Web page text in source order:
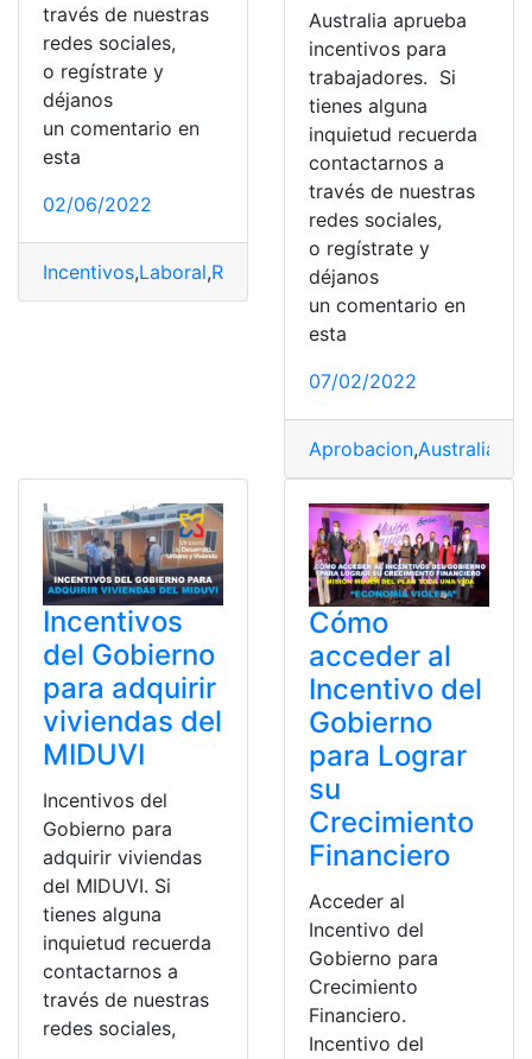
través de nuestras
redes sociales,
o regístrate y
déjanos
un comentario en
esta
02/06/2022
Incentivos,Laboral,Requisitos Salario
Australia aprueba
incentivos para
trabajadores. Si
tienes alguna
inquietud recuerda
contactarnos a
través de nuestras
redes sociales,
o regístrate y
déjanos
un comentario en
esta
07/02/2022
Aprobacion,Australia
Incentivos
del Gobierno
para adquirir
viviendas del
MIDUVI
Incentivos del
Gobierno para
adquirir viviendas
del MIDUVI. Si
tienes alguna
inquietud recuerda
contactarnos a
través de nuestras
redes sociales,
Cómo
acceder al
Incentivo del
Gobierno
para Lograr
su
Crecimiento
Financiero
Acceder al
Incentivo del
Gobierno para
Crecimiento
Financiero.
Incentivo del